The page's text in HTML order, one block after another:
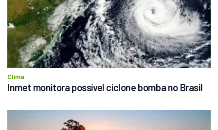
Clima
Inmet monitora possível ciclone bomba no Brasil